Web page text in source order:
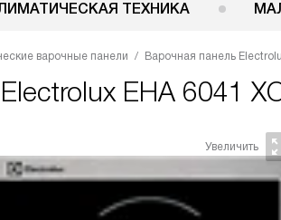
ТЕХНИКА
варочные панели Варочная панель
Electrolux EHA 6041